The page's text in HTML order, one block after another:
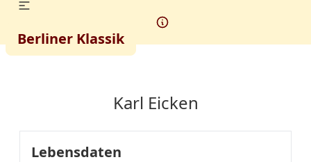
Berliner Klassik
Karl Eicken
Lebensdaten